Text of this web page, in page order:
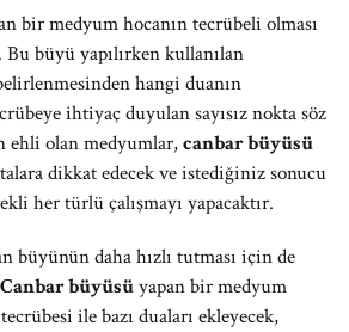
bir medyum hocanın tecrübeli olması
büyü yapılırken kullanılan
hangi duanın
ihtiyaç duyulan sayısız nokta söz
olan medyumlar,canbar büyüsü
dikkat edecek ve istediğiniz sonucu
her türlü çalışmayı yapacaktır.
büyünün daha hızlı tutması için de
Canbar büyüsüyapan bir medyum
ile bazı duaları ekleyecek,